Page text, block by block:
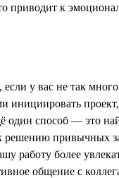
приводит к
у вас не так
инициировать
один способ — это
решению привычных
работу более
общение с